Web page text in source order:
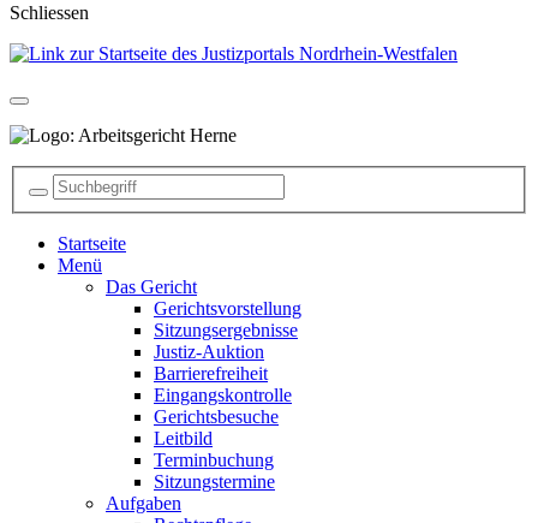
Schliessen
Startseite
Menü
Das Gericht
Gerichtsvorstellung
Sitzungsergebnisse
Justiz-Auktion
Barrierefreiheit
Eingangskontrolle
Gerichtsbesuche
Leitbild
Terminbuchung
Sitzungstermine
Aufgaben